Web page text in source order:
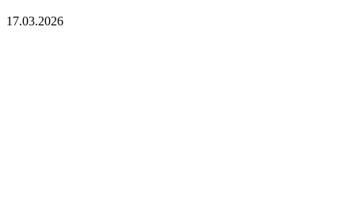
17.03.2026